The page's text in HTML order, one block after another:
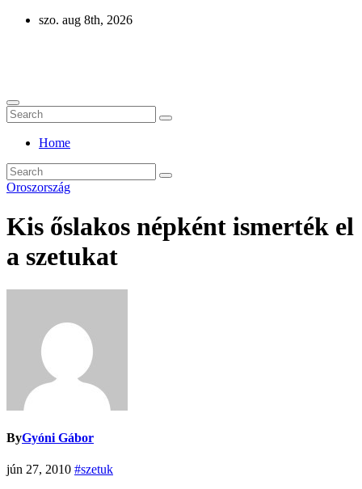
Skip
szo. aug 8th, 2026
Home
Oroszország
Kis őslakos népként ismerték el
a szetukat
ByGyóni Gábor
jún 27, 2010 #szetuk